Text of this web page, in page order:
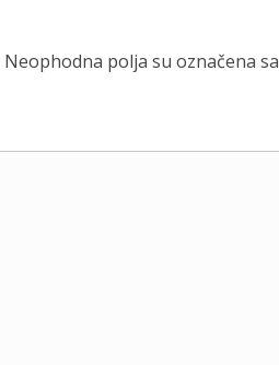
Neophodna polja su označena sa